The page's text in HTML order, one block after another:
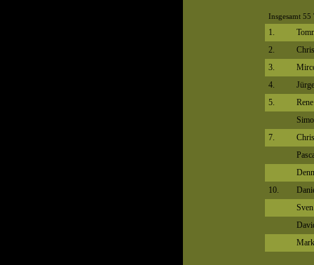
Insgesamt
1.
2.
3.
4.
5.
7.
10.